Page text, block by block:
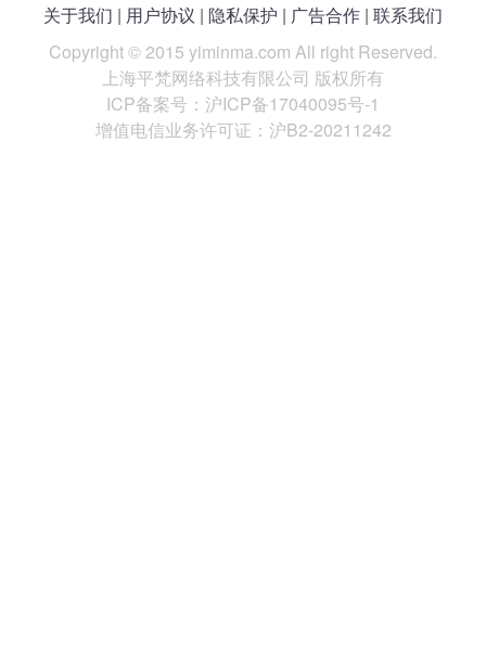
关于我们 | 用户协议 | 隐私保护 | 广告合作 | 联系我们
Copyright © 2015 yiminma.com All right Reserved.
上海平梵网络科技有限公司 版权所有
ICP备案号：沪ICP备17040095号-1
增值电信业务许可证：沪B2-20211242